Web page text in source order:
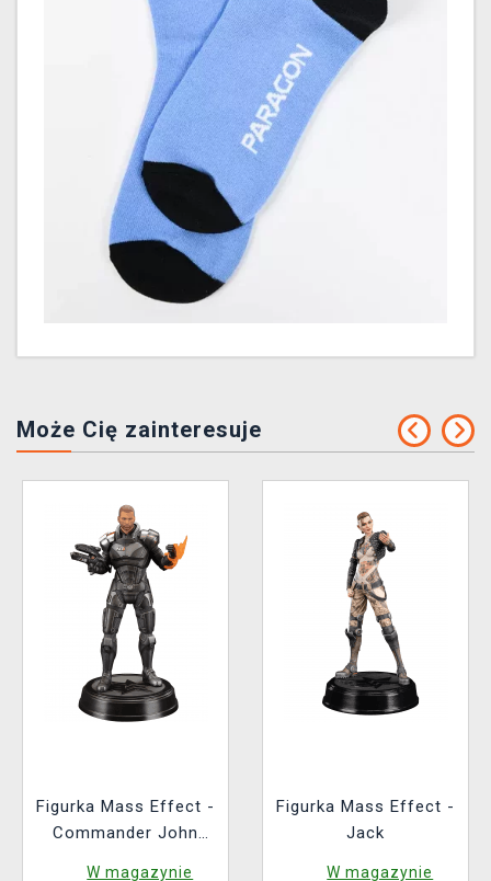
Może Cię zainteresuje
Figurka Mass Effect -
Commander John
W magazynie
Figurka Mass Effect -
Jack
W magazynie